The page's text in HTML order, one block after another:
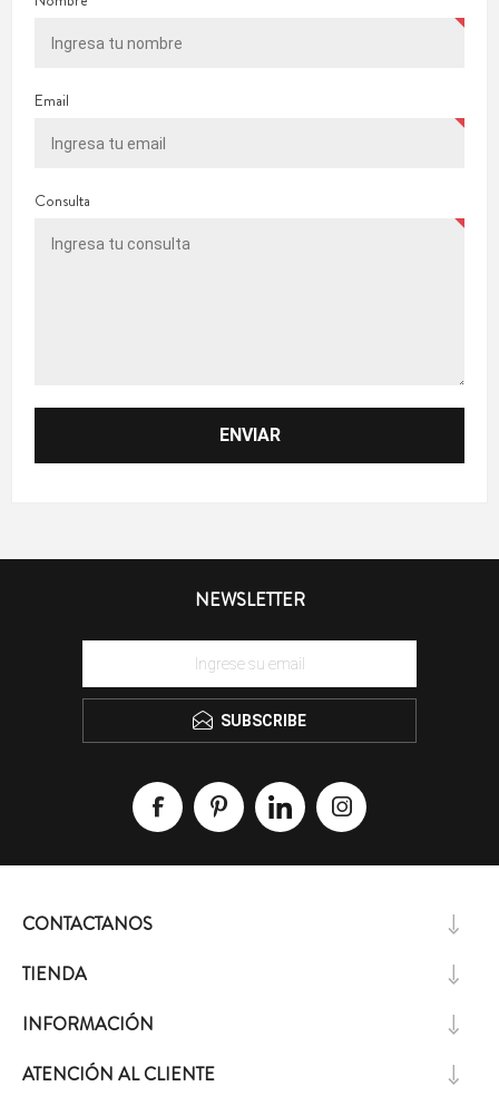
Email
Consulta
NEWSLETTER
SUBSCRIBE
CONTACTANOS
TIENDA
INFORMACIÓN
ATENCIÓN AL CLIENTE